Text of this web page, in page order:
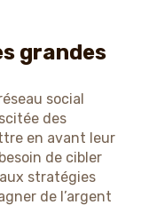
grandes
social
des
en avant leur
de cibler
stratégies
de l’argent